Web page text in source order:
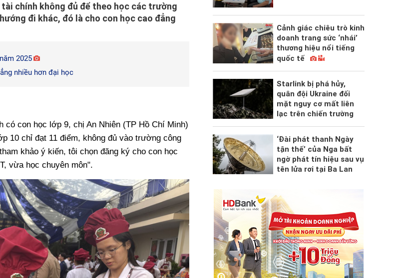
chính không đủ để theo học các trường
đi khác, đó là cho con học cao đẳng
2025
nhiều hơn đại học
có con học lớp 9, chị An Nhiên (TP Hồ Chí Minh)
10 chỉ đạt 11 điểm, không đủ vào trường công
khảo ý kiến, tôi chọn đăng ký cho con học
vừa học chuyên môn".
Cảnh giác chiêu trò kinh
doanh trang sức ‘nhái’
thương hiệu nổi tiếng
quốc tế
Starlink bị phá hủy,
quân đội Ukraine đối
mặt nguy cơ mất liên
lạc trên chiến trường
‘Đài phát thanh Ngày
tận thế’ của Nga bất
ngờ phát tín hiệu sau vụ
tên lửa rơi tại Ba Lan